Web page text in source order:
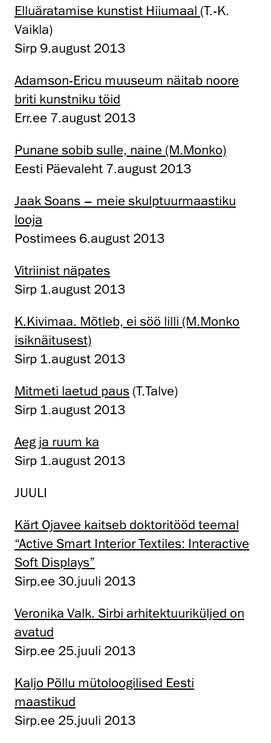
Elluäratamise kunstist Hiiumaal (T.-K.
Vaikla)
Sirp 9.august 2013
Adamson-Ericu muuseum näitab noore
briti kunstniku töid
Err.ee 7.august 2013
Punane sobib sulle, naine (M.Monko)
Eesti Päevaleht 7.august 2013
Jaak Soans – meie skulptuurmaastiku
looja
Postimees 6.august 2013
Vitriinist näpates
Sirp 1.august 2013
K.Kivimaa. Mõtleb, ei söö lilli (M.Monko
isiknäitusest)
Sirp 1.august 2013
Mitmeti laetud paus (T.Talve)
Sirp 1.august 2013
Aeg ja ruum ka
Sirp 1.august 2013
JUULI
Kärt Ojavee kaitseb doktoritööd teemal
“Active Smart Interior Textiles: Interactive
Soft Displays”
Sirp.ee 30.juuli 2013
Veronika Valk. Sirbi arhitektuuriküljed on
avatud
Sirp.ee 25.juuli 2013
Kaljo Põllu mütoloogilised Eesti
maastikud
Sirp.ee 25.juuli 2013